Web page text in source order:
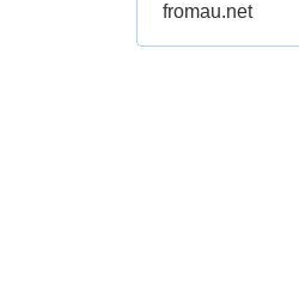
fromau.net